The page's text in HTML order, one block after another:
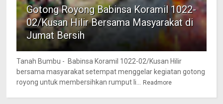
Gotong Royong Babinsa Koramil 1022-
02/Kusan Hilir Bersama Masyarakat di
Jumat Bersih
Tanah Bumbu - Babinsa Koramil 1022-02/Kusan Hilir
bersama masyarakat setempat menggelar kegiatan gotong
royong untuk membersihkan rumput li...
Readmore